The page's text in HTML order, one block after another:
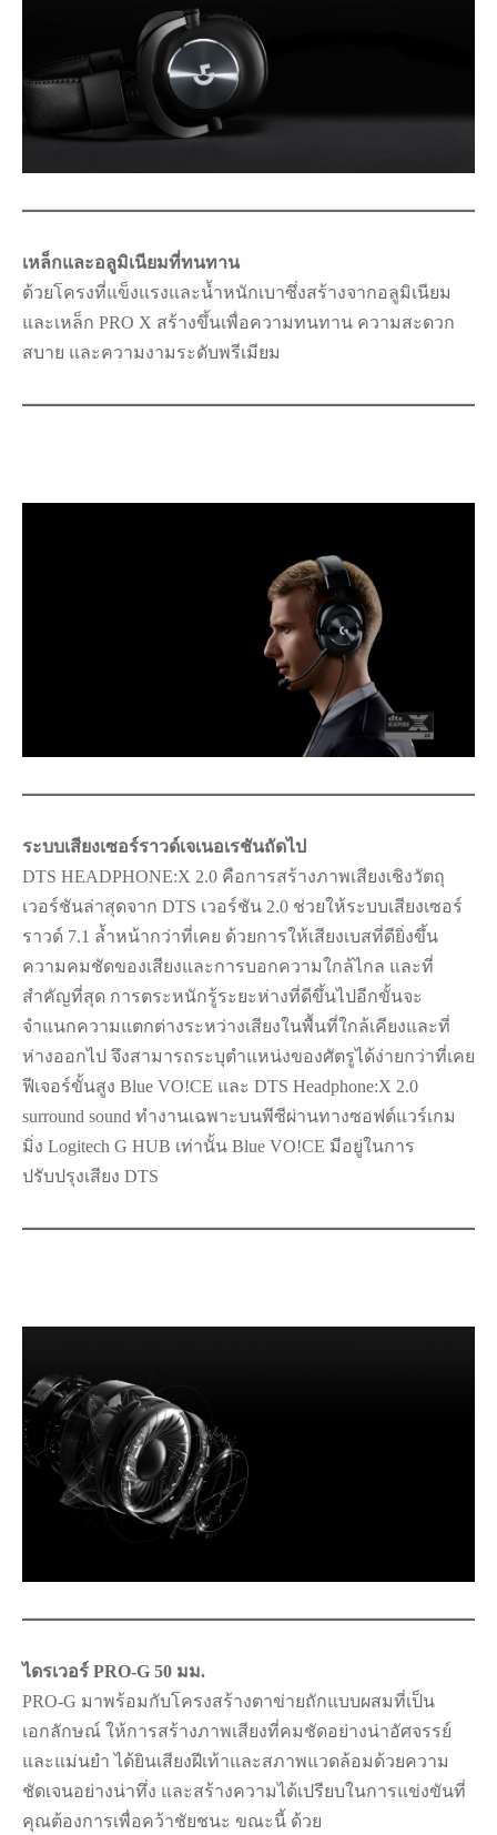
เหล็กและอลูมิเนียมที่ทนทาน
ด้วยโครงที่แข็งแรงและน้ำหนักเบาซึ่งสร้างจากอลูมิเนียม
และเหล็ก PRO X สร้างขึ้นเพื่อความทนทาน ความสะดวก
สบาย และความงามระดับพรีเมียม
ระบบเสียงเซอร์ราวด์เจเนอเรชันถัดไป
DTS HEADPHONE:X 2.0 คือการสร้างภาพเสียงเชิงวัตถุ
เวอร์ชันล่าสุดจาก DTS เวอร์ชัน 2.0 ช่วยให้ระบบเสียงเซอร์
ราวด์ 7.1 ล้ำหน้ากว่าที่เคย ด้วยการให้เสียงเบสที่ดียิ่งขึ้น
ความคมชัดของเสียงและการบอกความใกล้ไกล และที่
สำคัญที่สุด การตระหนักรู้ระยะห่างที่ดีขึ้นไปอีกขั้นจะ
จำแนกความแตกต่างระหว่างเสียงในพื้นที่ใกล้เคียงและที่
ห่างออกไป จึงสามารถระบุตำแหน่งของศัตรูได้ง่ายกว่าที่เคย
ฟีเจอร์ขั้นสูง Blue VO!CE และ DTS Headphone:X 2.0
surround sound ทำงานเฉพาะบนพีซีผ่านทางซอฟต์แวร์เกม
มิ่ง Logitech G HUB เท่านั้น Blue VO!CE มีอยู่ในการ
ปรับปรุงเสียง DTS
ไดรเวอร์ PRO-G 50 มม.
PRO-G มาพร้อมกับโครงสร้างตาข่ายถักแบบผสมที่เป็น
เอกลักษณ์ ให้การสร้างภาพเสียงที่คมชัดอย่างน่าอัศจรรย์
และแม่นยำ ได้ยินเสียงฝีเท้าและสภาพแวดล้อมด้วยความ
ชัดเจนอย่างน่าทึ่ง และสร้างความได้เปรียบในการแข่งขันที่
คุณต้องการเพื่อคว้าชัยชนะ ขณะนี้ ด้วย